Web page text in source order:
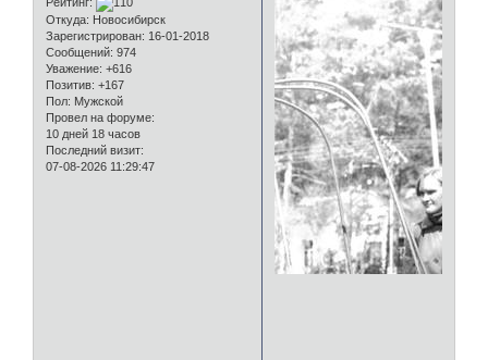
Откуда: Новосибирск
Зарегистрирован: 16-01-2018
Сообщений: 974
Уважение: +616
Позитив: +167
Пол: Мужской
Провел на форуме:
10 дней 18 часов
Последний визит:
07-08-2026 11:29:47